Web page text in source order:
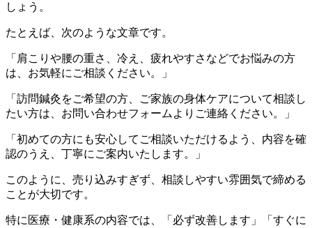
しょう。
たとえば、次のような文章です。
「肩こりや腰の重さ、冷え、疲れやすさなどでお悩みの方
は、お気軽にご相談ください。」
「訪問鍼灸をご希望の方、ご家族の身体ケアについて相談し
たい方は、お問い合わせフォームよりご連絡ください。」
「初めての方にも安心してご相談いただけるよう、内容を確
認のうえ、丁寧にご案内いたします。」
このように、売り込みすぎず、相談しやすい雰囲気で締める
ことが大切です。
特に医療・健康系の内容では、「必ず改善します」「すぐに